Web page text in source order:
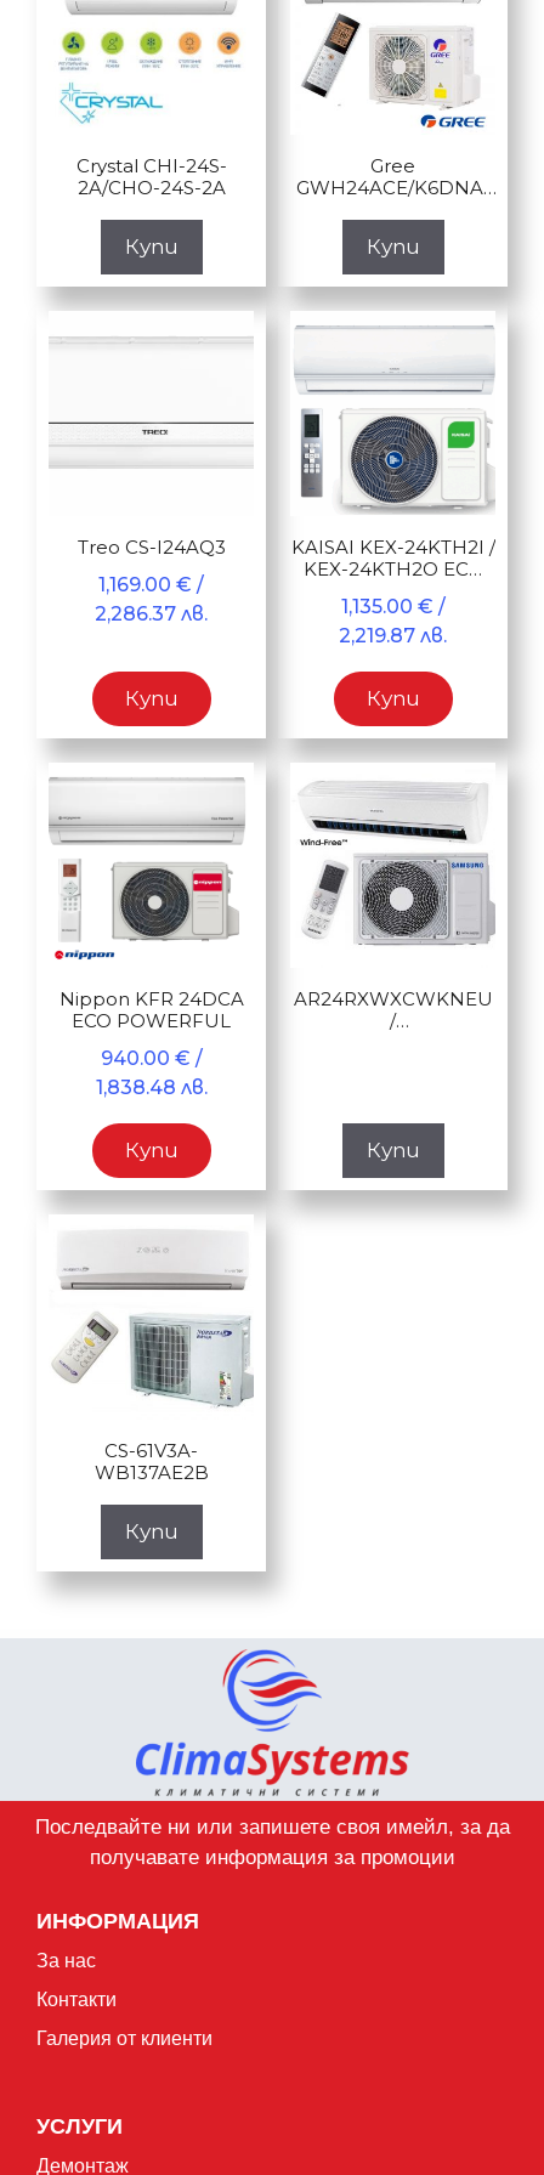
Crystal CHI-24S-
2A/CHO-24S-2A
Купи
Gree
GWH24ACE/K6DNA1
Купи
Treo CS-I24AQ3
1,169.00 € /
2,286.37 лв.
Купи
KAISAI KEX-24KTH2I /
KEX-24KTH2O ECO
1,135.00 € /
2,219.87 лв.
Купи
Nippon KFR 24DCA
ECO POWERFUL
940.00 € /
1,838.48 лв.
Купи
AR24RXWXCWKNEU
/
Купи
CS-61V3A-
WB137AE2B
Купи
Последвайте ни или запишете своя имейл, за да
получавате информация за промоции
ИНФОРМАЦИЯ
За нас
Контакти
Галерия от клиенти
УСЛУГИ
Демонтаж